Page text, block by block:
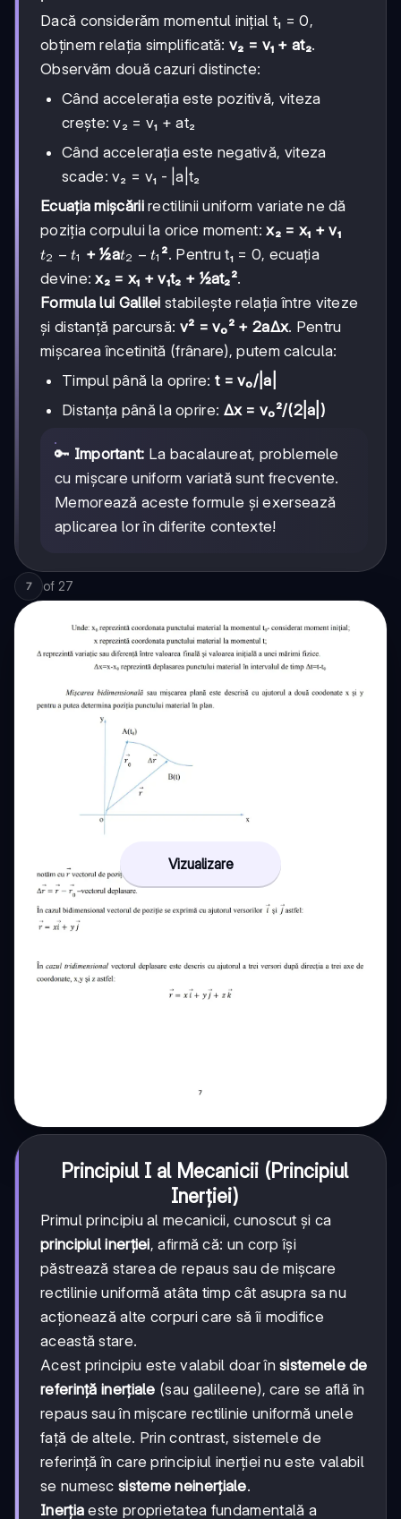
Dacă considerăm momentul inițial t₁ = 0,
obținem relația simplificată:v₂ = v₁ + at₂.
Observăm două cazuri distincte:
Când accelerația este pozitivă, viteza
crește: v₂ = v₁ + at₂
Când accelerația este negativă, viteza
scade: v₂ = v₁ - |a|t₂
Ecuația mișcăriirectilinii uniform variate ne dă
poziția corpului la orice moment:x₂ = x₁ + v₁
t₂-
t₁
t2 − t1 + ½at₂-
t₁
t2 − t1 ². Pentru t₁ = 0, ecuația
devine:x₂ = x₁ + v₁t₂ + ½at₂².
Formula lui Galilei stabilește relația între viteze
și distanță parcursă: v² = v₀² + 2aΔx. Pentru
mișcarea încetinită (frânare), putem calcula:
Timpul până la oprire: t = v₀/|a|
Distanța până la oprire: Δx = v₀²/(2|a|)
🔑 Important: La bacalaureat, problemele
cu mișcare uniform variată sunt frecvente.
Memorează aceste formule și exersează
aplicarea lor în diferite contexte!
7 of 27
Vizualizare
Principiul I al Mecanicii (Principiul
Inerției)
Primul principiu al mecanicii, cunoscut și ca
principiul inerției, afirmă că: un corp își
păstrează starea de repaus sau de mișcare
rectilinie uniformă atâta timp cât asupra sa nu
acționează alte corpuri care să îi modifice
această stare.
Acest principiu este valabil doar însistemele de
referință inerțiale (sau galileene), care se află în
repaus sau în mișcare rectilinie uniformă unele
față de altele. Prin contrast, sistemele de
referință în care principiul inerției nu este valabil
se numescsisteme neinerțiale.
Inerția este proprietatea fundamentală a